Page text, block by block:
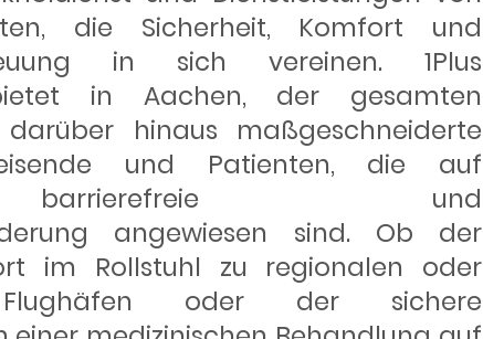
die Sicherheit, Komfort und
in sich vereinen. 1Plus
in Aachen, der gesamten
hinaus maßgeschneiderte
und Patienten, die auf
und
angewiesen sind. Ob der
im Rollstuhl zu regionalen oder
Flughäfen oder der sichere